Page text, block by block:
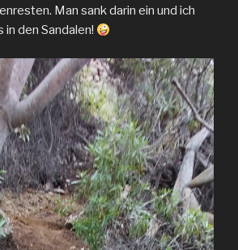
Man sank darin ein und ich
den Sandalen!